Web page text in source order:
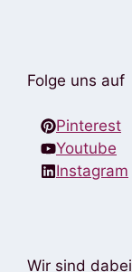
Folge uns auf
Pinterest
Youtube
Instagram
Wir sind dabei